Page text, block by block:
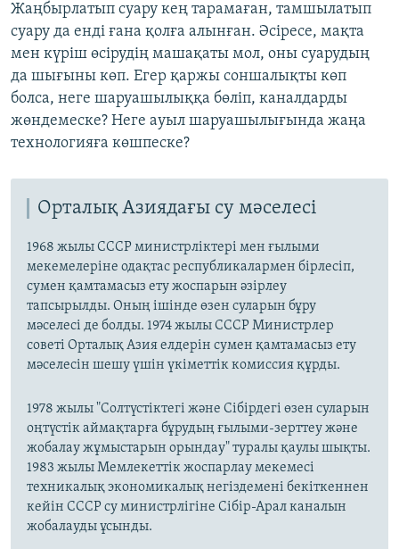
Жаңбырлатып суару кең тарамаған, тамшылатып
суару да енді ғана қолға алынған. Әсіресе, мақта
мен күріш өсірудің машақаты мол, оны суарудың
да шығыны көп. Егер қаржы соншалықты көп
болса, неге шаруашылыққа бөліп, каналдарды
жөндемеске? Неге ауыл шаруашылығында жаңа
технологияға көшпеске?
Орталық Азиядағы су мәселесі
1968 жылы СССР министрліктері мен ғылыми
мекемелеріне одақтас республикалармен бірлесіп,
сумен қамтамасыз ету жоспарын әзірлеу
тапсырылды. Оның ішінде өзен суларын бұру
мәселесі де болды. 1974 жылы СССР Министрлер
советі Орталық Азия елдерін сумен қамтамасыз ету
мәселесін шешу үшін үкіметтік комиссия құрды.
1978 жылы "Солтүстіктегі және Сібірдегі өзен суларын
оңтүстік аймақтарға бұрудың ғылыми-зерттеу және
жобалау жұмыстарын орындау" туралы қаулы шықты.
1983 жылы Мемлекеттік жоспарлау мекемесі
техникалық экономикалық негіздемені бекіткеннен
кейін СССР су министрлігіне Сібір-Арал каналын
жобалауды ұсынды.